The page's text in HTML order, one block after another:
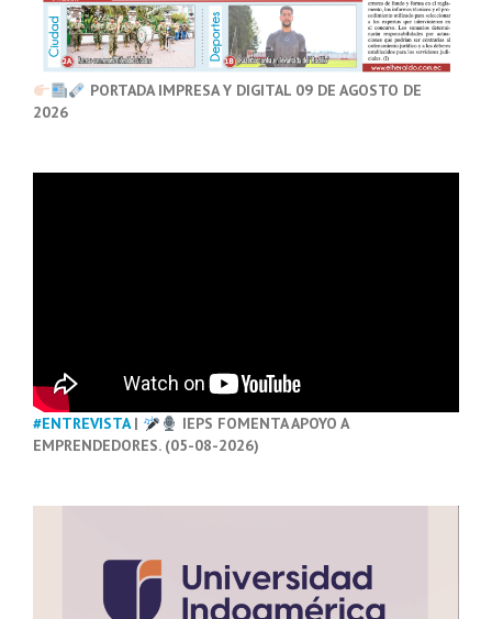
PORTADA IMPRESA Y DIGITAL 09 DE AGOSTO DE
2026
#ENTREVISTA|
IEPS FOMENTA APOYO A
EMPRENDEDORES. (05-08-2026)